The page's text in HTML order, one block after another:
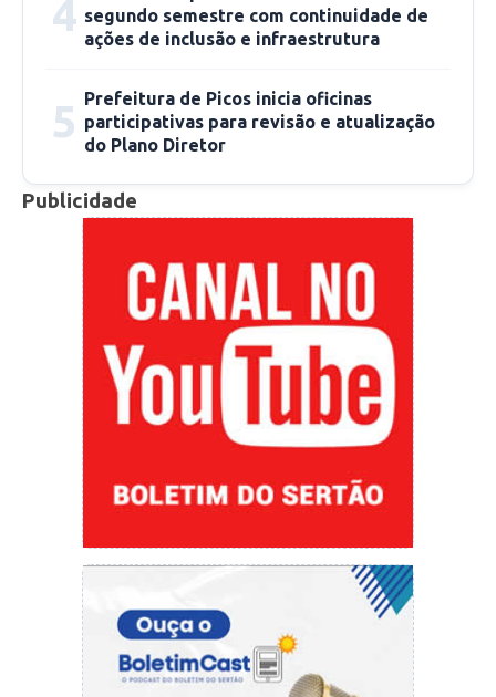
4 segundo semestre com continuidade de
ações de inclusão e infraestrutura
5 Prefeitura de Picos inicia oficinas
participativas para revisão e atualização
do Plano Diretor
Publicidade